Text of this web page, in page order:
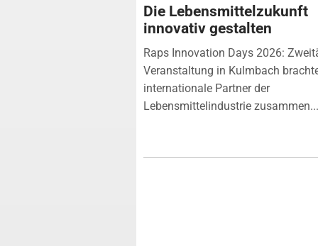
Die Lebensmittelzukunft
innovativ gestalten
Raps Innovation Days 2026:
Veranstaltung in Kulmbach
internationale Partner der
Lebensmittelindustrie